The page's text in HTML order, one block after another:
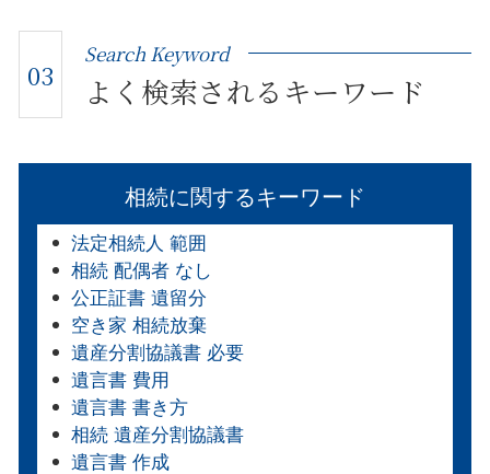
03
Search Keyword
よく検索されるキーワード
相続に関するキーワード
法定相続人 範囲
相続 配偶者 なし
公正証書 遺留分
空き家 相続放棄
遺産分割協議書 必要
遺言書 費用
遺言書 書き方
相続 遺産分割協議書
遺言書 作成